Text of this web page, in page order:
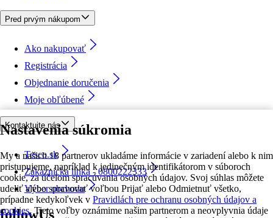
Nastavenia súkromia
My a našich 18 partnerov ukladáme informácie v zariadení alebo k nim
pristupujeme, napríklad k jedinečným identifikátorom v súboroch
cookie, za účelom spracúvania osobných údajov. Svoj súhlas môžete
udeliť alebo spravovať voľbou Prijať alebo Odmietnuť všetko,
prípadne kedykoľvek v Pravidlách pre ochranu osobných údajov a
cookies. Tieto voľby oznámime našim partnerom a neovplyvnia údaje
Pred prvým nákupom
Ako nakupovať
Registrácia
Objednanie doručenia
Moje obľúbené
Kontaktujte nás
Tesco.sk
Zákaznícka linka - 0800222333
Výber obchodu
followUs